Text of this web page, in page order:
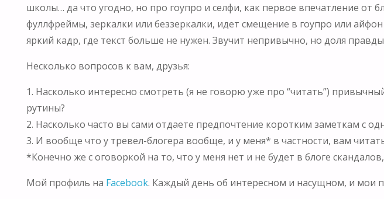
школы… да что угодно, но про гоупро и селфи, как первое впечатление от
фуллфреймы, зеркалки или беззеркалки, идет смещение в гоупро или
яркий кадр, где текст больше не нужен. Звучит непривычно, но доля правды
Несколько вопросов к вам, друзья:
1. Насколько интересно смотреть (я не говорю уже про “читать”)
рутины?
2. Насколько часто вы сами отдаете предпочтение коротким заметкам с
3. И вообще что у тревел-блогера вообще, и у меня* в частности, вам
*Конечно же с оговоркой на то, что у меня нет и не будет в блоге
Мой профиль на Facebook. Каждый день об интересном и насущном, и мои